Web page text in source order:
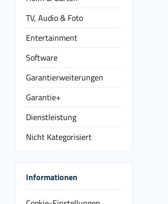
TV, Audio & Foto
Entertainment
Software
Garantierweiterungen
Garantie+
Dienstleistung
Nicht Kategorisiert
Informationen